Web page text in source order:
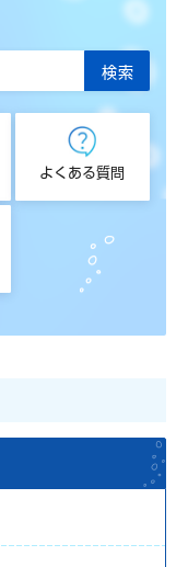
よくある質問